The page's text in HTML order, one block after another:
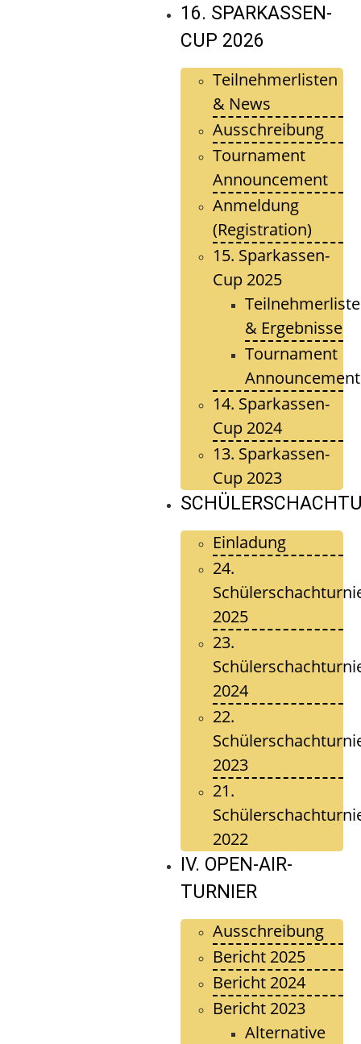
16. SPARKASSEN-
CUP 2026
Teilnehmerlisten
& News
Ausschreibung
Tournament
Announcement
Anmeldung
(Registration)
15. Sparkassen-
Cup 2025
& Ergebnisse
Tournament
Announcement
14. Sparkassen-
Cup 2024
13. Sparkassen-
Cup 2023
Einladung
24.
2025
23.
2024
22.
2023
21.
2022
IV. OPEN-AIR-
TURNIER
Ausschreibung
Bericht 2025
Bericht 2024
Bericht 2023
Alternative